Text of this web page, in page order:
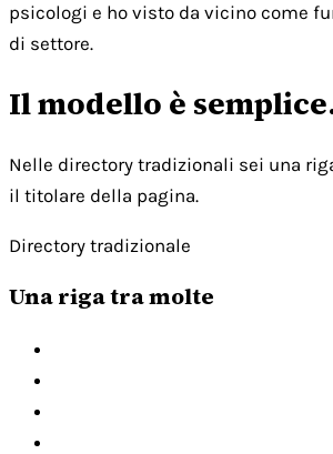
psicologi e ho visto da vicino come
di settore.
Il modello è
Nelle directory tradizionali sei una
il titolare della pagina.
Directory tradizionale
Una riga tra molte